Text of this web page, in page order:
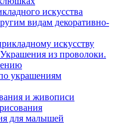
искусства
видам декоративно-
искусству
из проволоки.
украшениям
и живописи
для малышей